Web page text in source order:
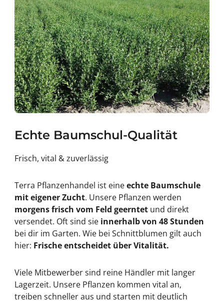
Echte Baumschul-Qualität
Frisch, vital & zuverlässig
Terra Pflanzenhandel ist eineechte Baumschule
mit eigener Zucht. Unsere Pflanzen werden
morgens frisch vom Feld geerntetund direkt
versendet. Oft sind sie innerhalb von 48 Stunden
bei dir im Garten. Wie bei Schnittblumen gilt auch
hier: Frische entscheidet über Vitalität.
Viele Mitbewerber sind reine Händler mit langer
Lagerzeit. Unsere Pflanzen kommen vital an,
treiben schneller aus und starten mit deutlich